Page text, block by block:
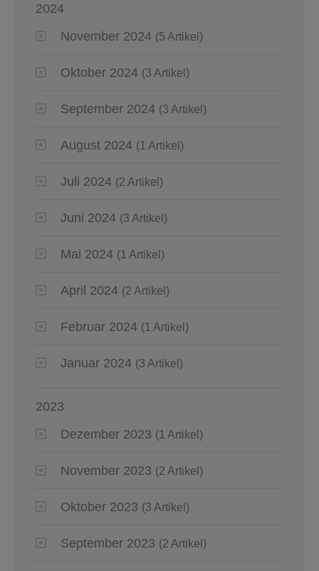
2024
November 2024 (5 Artikel)
Oktober 2024 (3 Artikel)
September 2024 (3 Artikel)
August 2024 (1 Artikel)
Juli 2024 (2 Artikel)
Juni 2024 (3 Artikel)
Mai 2024 (1 Artikel)
April 2024 (2 Artikel)
Februar 2024 (1 Artikel)
Januar 2024 (3 Artikel)
2023
Dezember 2023 (1 Artikel)
November 2023 (2 Artikel)
Oktober 2023 (3 Artikel)
September 2023 (2 Artikel)